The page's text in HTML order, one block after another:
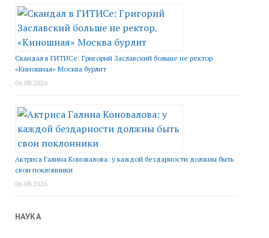
Скандал в ГИТИСе: Григорий Заславский больше не ректор.
«Киношная» Москва бурлит
06.08.2026
Актриса Галина Коновалова: у каждой бездарности должны быть
свои поклонники
06.08.2026
НАУКА